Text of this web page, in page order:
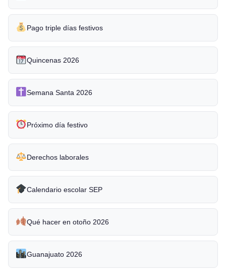
Pago triple días festivos
Quincenas 2026
Semana Santa 2026
Próximo día festivo
Derechos laborales
Calendario escolar SEP
Qué hacer en otoño 2026
Guanajuato 2026